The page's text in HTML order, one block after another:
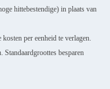
hittebestendige) in plaats van
per eenheid te verlagen.
besparen